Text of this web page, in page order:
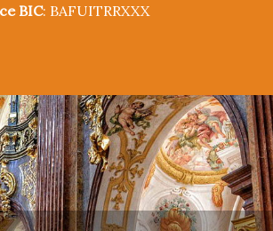
BIC: BAFUITRRXXX